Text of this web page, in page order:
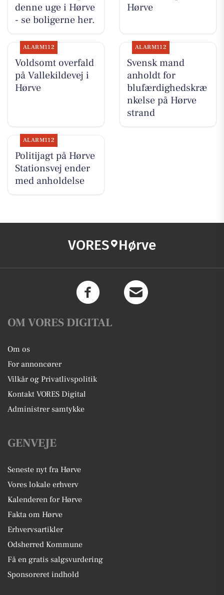
denne uge i Hørve
- se boligerne her.
Hørve
ALARM112
Voldsomt overfald
på Vallekildevej i
Hørve
ALARM112
Svensk mand
anholdt for
blufærdighedskræ
nkelse på Hørve
strand
ALARM112
Politijagt på Hørve
Stationsvej ender
med anholdelse
VORES Hørve
OM VORES DIGITAL
Om os
For annoncører
Vilkår og Privatlivspolitik
Kontakt VORES Digital
Administrer samtykke
GENVEJE
Seneste nyt fra Hørve
Vores lokale erhverv
Kalenderen for Hørve
Fakta om Hørve
Erhvervsartikler
Odsherred Kommune
Få en gratis salgsvurdering
Sponsoreret indhold